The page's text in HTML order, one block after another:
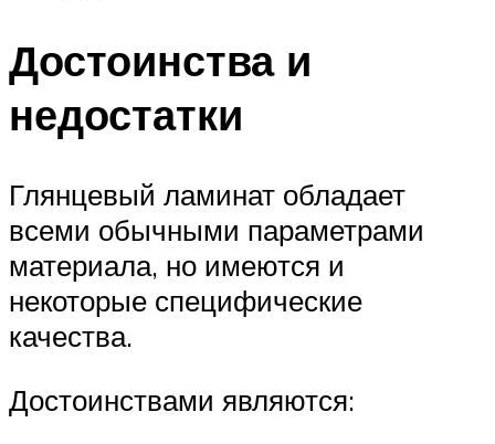
Достоинства и
недостатки
Глянцевый ламинат обладает
всеми обычными параметрами
материала, но имеются и
некоторые специфические
качества.
Достоинствами являются: